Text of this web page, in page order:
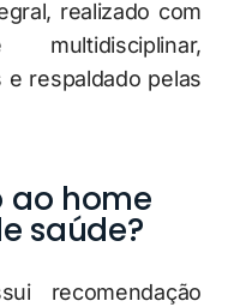
realizado com
respaldado pelas
ao home
saúde?
recomendação